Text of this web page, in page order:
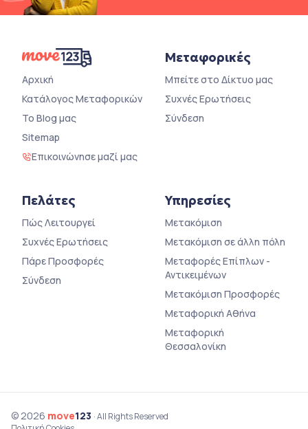
Αρχική
Κατάλογος Μεταφορικών
Το Blog μας
Sitemap
Επικοινώνησε μαζί μας
Μεταφορικές
Μπείτε στο Δίκτυο μας
Συχνές Ερωτήσεις
Σύνδεση
Πελάτες
Πώς Λειτουργεί
Συχνές Ερωτήσεις
Πάρε Προσφορές
Σύνδεση
Υπηρεσίες
Μετακόμιση
Μετακόμιση σε άλλη πόλη
Μεταφορές Επίπλων -
Αντικειμένων
Μετακόμιση Προσφορές
Μεταφορική Αθήνα
Μεταφορική
Θεσσαλονίκη
© 2026 move123 · All Rights Reserved